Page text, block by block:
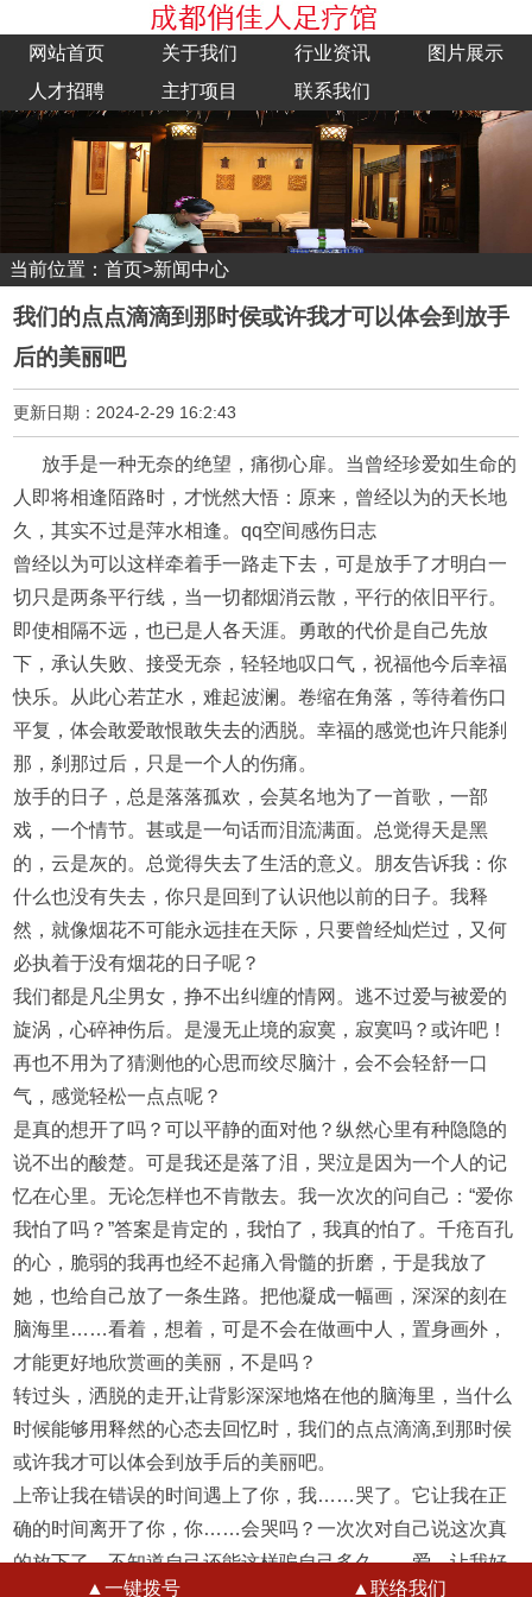
网站首页 关于我们 行业资讯
图片展示
人才招聘
主打项目 联系我们
当前位置： 首页>新闻中心
我们的点点滴滴到那时侯或许我才可以体会到放手
后的美丽吧
更新日期：2024-2-29 16:2:43
放手是一种无奈的绝望，痛彻心扉。当曾经珍爱如生命的
人即将相逢陌路时，才恍然大悟：原来，曾经以为的天长地
久，其实不过是萍水相逢。qq空间感伤日志
曾经以为可以这样牵着手一路走下去，可是放手了才明白一
切只是两条平行线，当一切都烟消云散，平行的依旧平行。
即使相隔不远，也已是人各天涯。勇敢的代价是自己先放
下，承认失败、接受无奈，轻轻地叹口气，祝福他今后幸福
快乐。从此心若芷水，难起波澜。卷缩在角落，等待着伤口
平复，体会敢爱敢恨敢失去的洒脱。幸福的感觉也许只能刹
那，刹那过后，只是一个人的伤痛。
放手的日子，总是落落孤欢，会莫名地为了一首歌，一部
戏，一个情节。甚或是一句话而泪流满面。总觉得天是黑
的，云是灰的。总觉得失去了生活的意义。朋友告诉我：你
什么也没有失去，你只是回到了认识他以前的日子。我释
然，就像烟花不可能永远挂在天际，只要曾经灿烂过，又何
必执着于没有烟花的日子呢？
我们都是凡尘男女，挣不出纠缠的情网。逃不过爱与被爱的
旋涡，心碎神伤后。是漫无止境的寂寞，寂寞吗？或许吧！
再也不用为了猜测他的心思而绞尽脑汁，会不会轻舒一口
气，感觉轻松一点点呢？
是真的想开了吗？可以平静的面对他？纵然心里有种隐隐的
说不出的酸楚。可是我还是落了泪，哭泣是因为一个人的记
忆在心里。无论怎样也不肯散去。我一次次的问自己：“爱你
我怕了吗？”答案是肯定的，我怕了，我真的怕了。千疮百孔
的心，脆弱的我再也经不起痛入骨髓的折磨，于是我放了
她，也给自己放了一条生路。把他凝成一幅画，深深的刻在
脑海里……看着，想着，可是不会在做画中人，置身画外，
才能更好地欣赏画的美丽，不是吗？
转过头，洒脱的走开,让背影深深地烙在他的脑海里，当什么
时候能够用释然的心态去回忆时，我们的点点滴滴,到那时侯
或许我才可以体会到放手后的美丽吧。
上帝让我在错误的时间遇上了你，我……哭了。它让我在正
确的时间离开了你，你……会哭吗？一次次对自己说这次真
的放下了，不知道自己还能这样骗自己多久……爱，让我好
▲ 一键拨号 ▲ 联络我们